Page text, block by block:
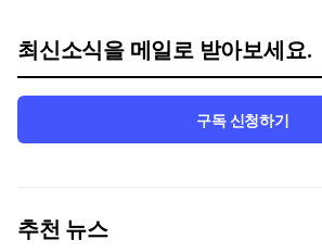
최신소식을 메일로 받아보세요.
구독 신청하기
추천 뉴스